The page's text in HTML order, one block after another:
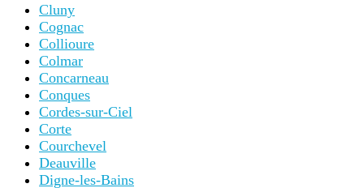
Cluny
Cognac
Collioure
Colmar
Concarneau
Conques
Cordes-sur-Ciel
Corte
Courchevel
Deauville
Digne-les-Bains